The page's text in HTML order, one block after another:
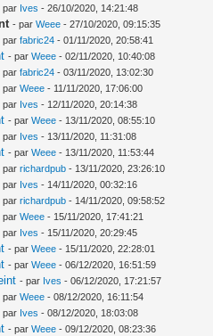
par Ives - 26/10/2020, 14:21:48
- parWeee - 27/10/2020, 09:15:35
parfabric24 - 01/11/2020, 20:58:41
- parWeee - 02/11/2020, 10:40:08
parfabric24 - 03/11/2020, 13:02:30
parWeee - 11/11/2020, 17:06:00
par Ives - 12/11/2020, 20:14:38
- parWeee - 13/11/2020, 08:55:10
par Ives - 13/11/2020, 11:31:08
- parWeee - 13/11/2020, 11:53:44
parrichardpub - 13/11/2020, 23:26:10
par Ives - 14/11/2020, 00:32:16
parrichardpub - 14/11/2020, 09:58:52
parWeee - 15/11/2020, 17:41:21
par Ives - 15/11/2020, 20:29:45
- parWeee - 15/11/2020, 22:28:01
- parWeee - 06/12/2020, 16:51:59
- par Ives - 06/12/2020, 17:21:57
parWeee - 08/12/2020, 16:11:54
par Ives - 08/12/2020, 18:03:08
- parWeee - 09/12/2020, 08:23:36